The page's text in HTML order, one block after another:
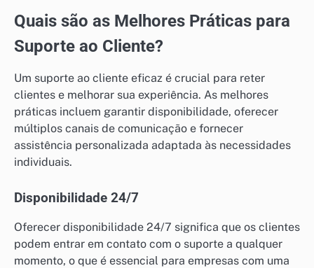
Quais são as Melhores Práticas para
Suporte ao Cliente?
Um suporte ao cliente eficaz é crucial para reter
clientes e melhorar sua experiência. As melhores
práticas incluem garantir disponibilidade, oferecer
múltiplos canais de comunicação e fornecer
assistência personalizada adaptada às necessidades
individuais.
Disponibilidade 24/7
Oferecer disponibilidade 24/7 significa que os clientes
podem entrar em contato com o suporte a qualquer
momento, o que é essencial para empresas com uma